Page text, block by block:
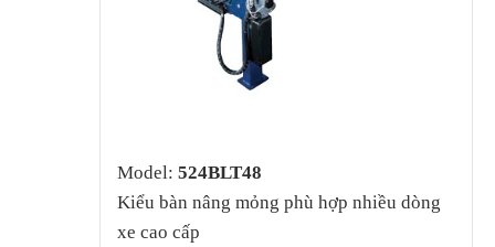
Model: 524BLT48
Kiểu bàn nâng mỏng phù hợp nhiều dòng
xe cao cấp